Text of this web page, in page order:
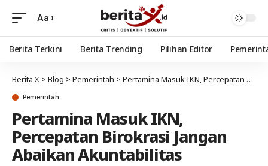
Aa
Berita Terkini Berita Trending Pilihan Editor
Berita X > Blog > Pemerintah > Pertamina Masuk IKN, Percepatan Birokrasi Jangan Abaikan Akuntabilitas
Pemerintah
Pertamina Masuk IKN,
Percepatan Birokrasi Jangan
Abaikan Akuntabilitas